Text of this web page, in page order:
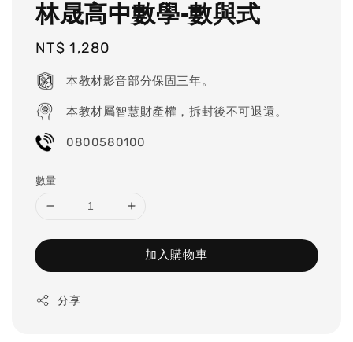
林晟高中數學-數與式
Regular
price
NT$ 1,280
本教材影音部分保固三年。
本教材屬智慧財產權，拆封後不可退還。
0800580100
數量
加入購物車
分享